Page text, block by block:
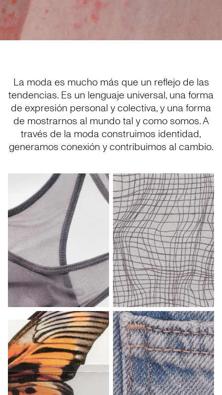
La moda es mucho más que un reflejo de las
tendencias. Es un lenguaje universal, una forma
de expresión personal y colectiva, y una forma
de mostrarnos al mundo tal y como somos. A
través de la moda construimos identidad,
generamos conexión y contribuimos al cambio.